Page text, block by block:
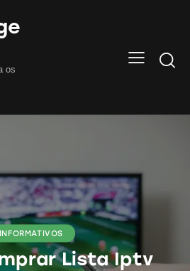
os
INFORMATIVOS
Lista Iptv